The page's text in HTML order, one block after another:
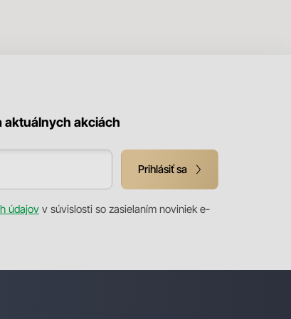
aktuálnych akciách
Prihlásiť sa
údajov v súvislosti so zasielaním noviniek e-